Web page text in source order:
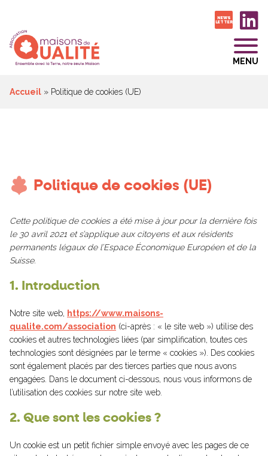
NEWS
LETTER
MENU
Accueil » Politique de cookies (UE)
Politique de cookies (UE)
Cette politique de cookies a été mise à jour pour la dernière fois
le 30 avril 2021 et s’applique aux citoyens et aux résidents
permanents légaux de l’Espace Économique Européen et de la
Suisse.
1. Introduction
Notre site web, https://www.maisons-
qualite.com/association (ci-après : « le site web ») utilise des
cookies et autres technologies liées (par simplification, toutes ces
technologies sont désignées par le terme « cookies »). Des cookies
sont également placés par des tierces parties que nous avons
engagées. Dans le document ci-dessous, nous vous informons de
l’utilisation des cookies sur notre site web.
2. Que sont les cookies ?
Un cookie est un petit fichier simple envoyé avec les pages de ce